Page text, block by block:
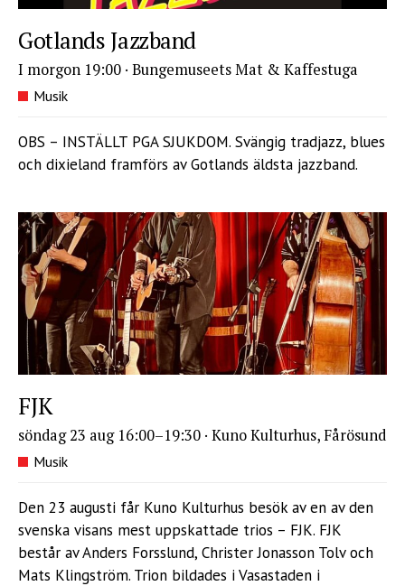
Gotlands Jazzband
I morgon 19:00 · Bungemuseets Mat & Kaffestuga
Musik
OBS – INSTÄLLT PGA SJUKDOM. Svängig tradjazz, blues
och dixieland framförs av Gotlands äldsta jazzband.
FJK
söndag 23 aug 16:00–19:30 · Kuno Kulturhus, Fårösund
Musik
Den 23 augusti får Kuno Kulturhus besök av en av den
svenska visans mest uppskattade trios – FJK. FJK
består av Anders Forsslund, Christer Jonasson Tolv och
Mats Klingström. Trion bildades i Vasastaden i